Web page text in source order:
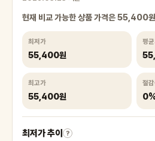
현재 비교 가능한 상품 가격은 55,400
최저가
55,400원
평
최고가
55,400원
절
최저가 추이 ?